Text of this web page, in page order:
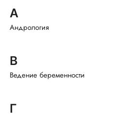
А
Андрология
В
Ведение беременности
Г